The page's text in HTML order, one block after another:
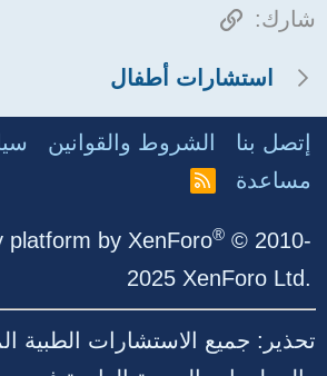
شارك: الرابط
استشارات أطفال
إتصل بنا الشروط والقوانين
مساعدة
R
platform by XenForo® © 2010-
2025 XenForo Ltd.
تحذير: جميع الاستشارات الطبية